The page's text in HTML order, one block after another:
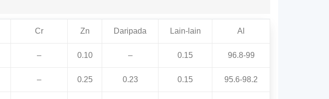
Cr Zn Daripada Lain-lain Al
– 0.10 – 0.15 96.8-99
– 0.25 0.23 0.15 95.6-98.2